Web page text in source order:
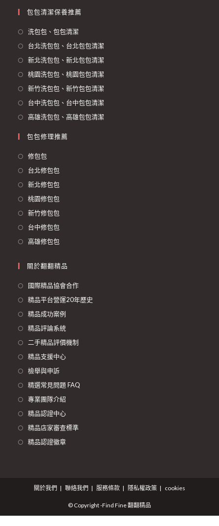
包包清潔保養推薦
洗包包、包包清潔
台北洗包包、台北包包清潔
新北洗包包、新北包包清潔
桃園洗包包、桃園包包清潔
新竹洗包包、新竹包包清潔
台中洗包包、台中包包清潔
高雄洗包包、高雄包包清潔
包包修理推薦
修包包
台北修包包
新北修包包
桃園修包包
新竹修包包
台中修包包
高雄修包包
關於翻翻精品
國際精品協會合作
精品平台營運20年歷史
精品成功案例
精品評論系統
二手精品評價機制
精品支援中心
檢舉與申訴
精選常見問題 FAQ
專業團隊介紹
精品認證中心
精品店家審查標準
精品認證徽章
關於我們 聯絡我們 服務條款 隱私權政策 cookies
© Copyright -Find Fine 翻翻精品